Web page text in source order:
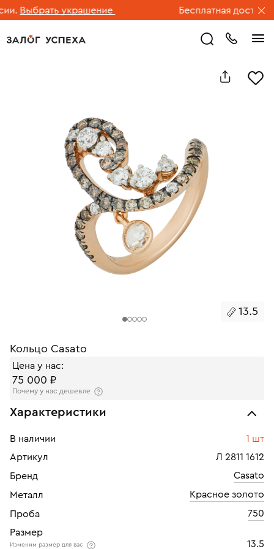
Выбрать украшение Бесплатная доставка
13.5
Кольцо Casato
Цена у нас:
75 000 ₽
Почему у нас дешевле
Характеристики
В наличии
1 шт
Артикул
Л 2811 1612
Бренд
Casato
Металл
Красное золото
Проба
750
Размер
Изменим размер для вас
13.5